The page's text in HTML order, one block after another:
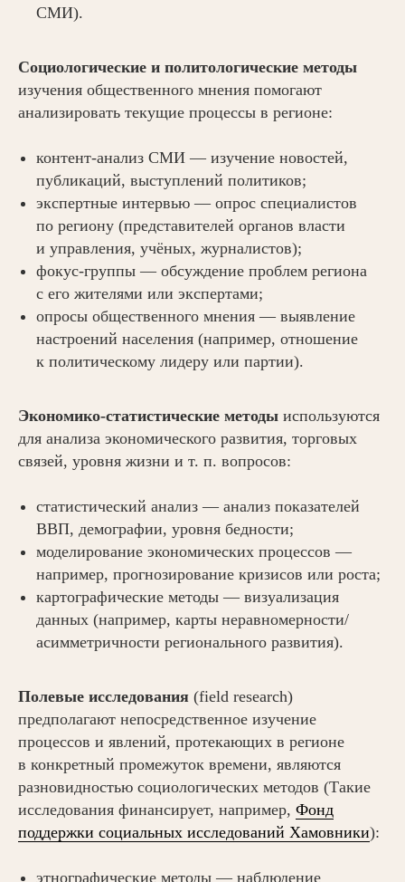
СМИ).
Социологические и политологические методы
изучения общественного мнения помогают
анализировать текущие процессы в регионе:
контент-анализ СМИ — изучение новостей,
публикаций, выступлений политиков;
экспертные интервью — опрос специалистов
по региону (представителей органов власти
и управления, учёных, журналистов);
фокус-группы — обсуждение проблем региона
с его жителями или экспертами;
опросы общественного мнения — выявление
настроений населения (например, отношение
к политическому лидеру или партии).
Экономико-статистические методы используются
для анализа экономического развития, торговых
связей, уровня жизни и т. п. вопросов:
статистический анализ — анализ показателей
ВВП, демографии, уровня бедности;
моделирование экономических процессов —
например, прогнозирование кризисов или роста;
картографические методы — визуализация
данных (например, карты неравномерности/
асимметричности регионального развития).
Полевые исследования (field research)
предполагают непосредственное изучение
процессов и явлений, протекающих в регионе
в конкретный промежуток времени, являются
разновидностью социологических методов (Такие
исследования финансирует, например, Фонд
поддержки социальных исследований Хамовники):
этнографические методы — наблюдение